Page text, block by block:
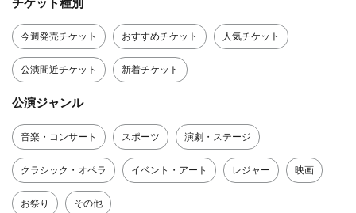
チケット種別
今週発売チケット おすすめチケット 人気チケット
公演間近チケット 新着チケット
公演ジャンル
音楽・コンサート スポーツ 演劇・ステージ
クラシック・オペラ イベント・アート レジャー 映画
お祭り その他